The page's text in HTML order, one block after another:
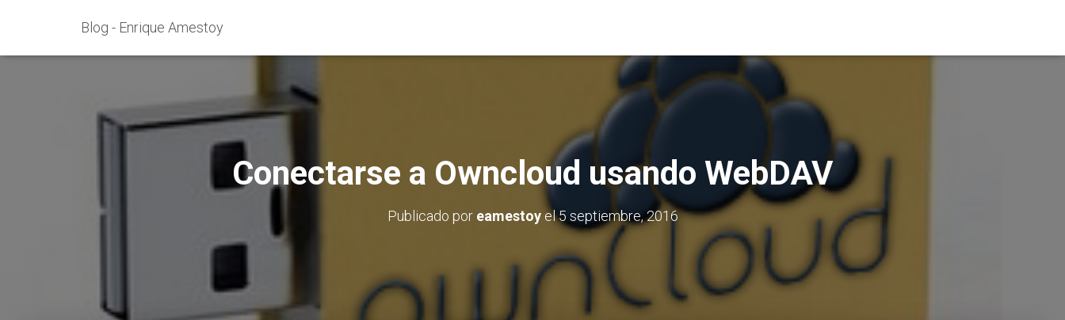
Blog - Enrique Amestoy
Conectarse a Owncloud usando WebDAV
Publicado por eamestoyel5 septiembre, 2016